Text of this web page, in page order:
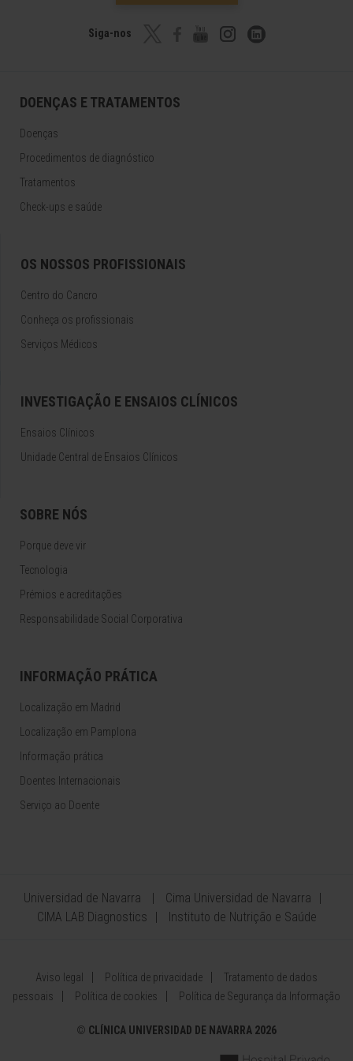
Siga-nos
DOENÇAS E TRATAMENTOS
Doenças
Procedimentos de diagnóstico
Tratamentos
Check-ups e saúde
OS NOSSOS PROFISSIONAIS
Centro do Cancro
Conheça os profissionais
Serviços Médicos
INVESTIGAÇÃO E ENSAIOS CLÍNICOS
Ensaios Clínicos
Unidade Central de Ensaios Clínicos
SOBRE NÓS
Porque deve vir
Tecnologia
Prémios e acreditações
Responsabilidade Social Corporativa
INFORMAÇÃO PRÁTICA
Localização em Madrid
Localização em Pamplona
Informação prática
Doentes Internacionais
Serviço ao Doente
Universidad de Navarra
Cima Universidad de Navarra
CIMA LAB Diagnostics
Instituto de Nutrição e Saúde
Aviso legal Política de privacidade
Tratamento de dados
pessoais
Política de cookies Política de Segurança da Informação
© CLÍNICA UNIVERSIDAD DE NAVARRA 2026